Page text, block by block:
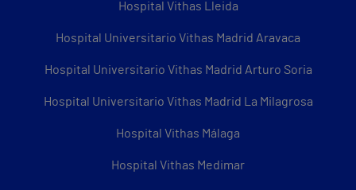
Hospital Vithas Lleida
Hospital Universitario Vithas Madrid Aravaca
Hospital Universitario Vithas Madrid Arturo Soria
Hospital Universitario Vithas Madrid La Milagrosa
Hospital Vithas Málaga
Hospital Vithas Medimar